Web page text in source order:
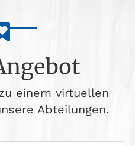
einem virtuellen
Abteilungen.